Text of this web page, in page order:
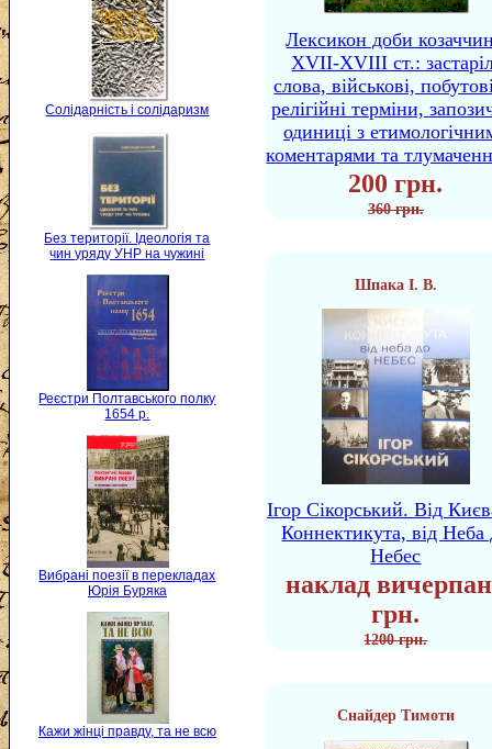
Солідарність і солідаризм
Без території. Ідеологія та
чин уряду УНР на чужині
Реєстри Полтавського полку
1654 р.
Вибрані поезії в перекладах
Юрія Буряка
Кажи жінці правду, та не всю
Лексикон доби
XVII-XVIII ст.:
слова, військові,
релігійні терміни,
одиниці з
коментарями та
200 грн.
360 грн.
Шпака І. В.
Ігор Сікорський. Від
Коннектикута, від Неба
Небес
наклад
грн.
1200 грн.
Снайдер Тимоти